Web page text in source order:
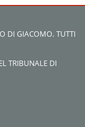
DI GIACOMO. TUTTI
TRIBUNALE DI